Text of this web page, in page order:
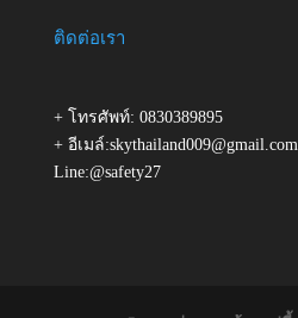
ติดต่อเรา
+ โทรศัพท์: 0830389895
+ อีเมล์:skythailand009@gmail.com
Line:@safety27